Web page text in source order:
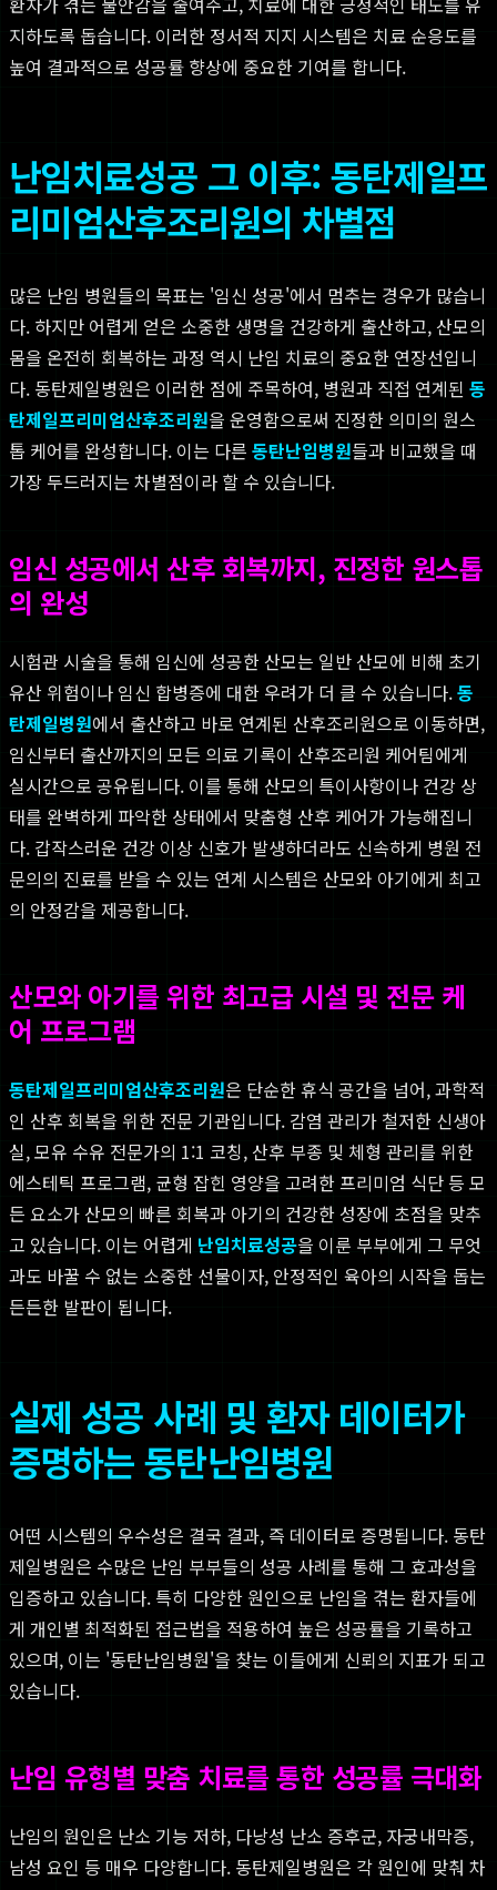
지하도록 돕습니다. 이러한 정서적 지지 시스템은 치료 순응도를
높여 결과적으로 성공률 향상에 중요한 기여를 합니다.
난임치료성공 그 이후: 동탄제일프
리미엄산후조리원의 차별점
많은 난임 병원들의 목표는 '임신 성공'에서 멈추는 경우가 많습니
다. 하지만 어렵게 얻은 소중한 생명을 건강하게 출산하고, 산모의
몸을 온전히 회복하는 과정 역시 난임 치료의 중요한 연장선입니
다. 동탄제일병원은 이러한 점에 주목하여, 병원과 직접 연계된 동
탄제일프리미엄산후조리원을 운영함으로써 진정한 의미의 원스
톱 케어를 완성합니다. 이는 다른 동탄난임병원들과 비교했을 때
가장 두드러지는 차별점이라 할 수 있습니다.
임신 성공에서 산후 회복까지, 진정한 원스톱
의 완성
시험관 시술을 통해 임신에 성공한 산모는 일반 산모에 비해 초기
유산 위험이나 임신 합병증에 대한 우려가 더 클 수 있습니다.동
탄제일병원에서 출산하고 바로 연계된 산후조리원으로 이동하면,
임신부터 출산까지의 모든 의료 기록이 산후조리원 케어팀에게
실시간으로 공유됩니다. 이를 통해 산모의 특이사항이나 건강 상
태를 완벽하게 파악한 상태에서 맞춤형 산후 케어가 가능해집니
다. 갑작스러운 건강 이상 신호가 발생하더라도 신속하게 병원 전
문의의 진료를 받을 수 있는 연계 시스템은 산모와 아기에게 최고
의 안정감을 제공합니다.
산모와 아기를 위한 최고급 시설 및 전문 케
어 프로그램
동탄제일프리미엄산후조리원은 단순한 휴식 공간을 넘어, 과학적
인 산후 회복을 위한 전문 기관입니다. 감염 관리가 철저한 신생아
실, 모유 수유 전문가의 1:1 코칭, 산후 부종 및 체형 관리를 위한
에스테틱 프로그램, 균형 잡힌 영양을 고려한 프리미엄 식단 등 모
든 요소가 산모의 빠른 회복과 아기의 건강한 성장에 초점을 맞추
고 있습니다. 이는 어렵게 난임치료성공을 이룬 부부에게 그 무엇
과도 바꿀 수 없는 소중한 선물이자, 안정적인 육아의 시작을 돕는
든든한 발판이 됩니다.
실제 성공 사례 및 환자 데이터가
증명하는 동탄난임병원
어떤 시스템의 우수성은 결국 결과, 즉 데이터로 증명됩니다. 동탄
제일병원은 수많은 난임 부부들의 성공 사례를 통해 그 효과성을
입증하고 있습니다. 특히 다양한 원인으로 난임을 겪는 환자들에
게 개인별 최적화된 접근법을 적용하여 높은 성공률을 기록하고
있으며, 이는 '동탄난임병원'을 찾는 이들에게 신뢰의 지표가 되고
있습니다.
난임 유형별 맞춤 치료를 통한 성공률 극대화
난임의 원인은 난소 기능 저하, 다낭성 난소 증후군, 자궁내막증,
남성 요인 등 매우 다양합니다. 동탄제일병원은 각 원인에 맞춰 차